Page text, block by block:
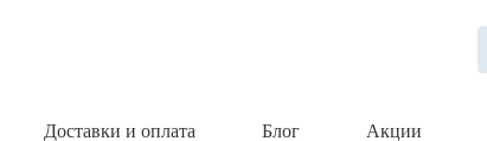
Доставки и оплата Блог Акции